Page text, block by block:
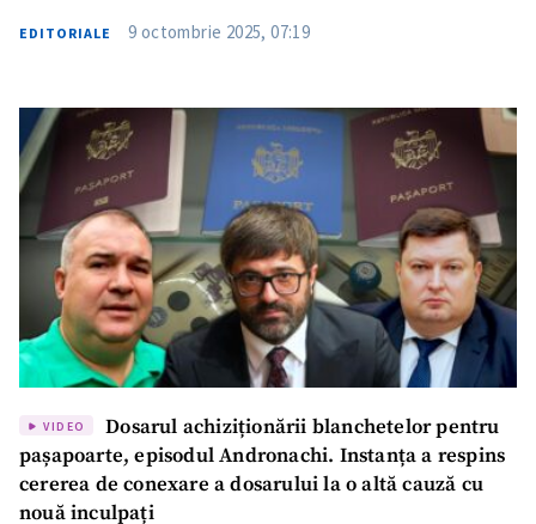
EDITORIALE 9 octombrie 2025, 07:19
VIDEO
Dosarul achiziționării blanchetelor pentru
pașapoarte, episodul Andronachi. Instanța a respins
cererea de conexare a dosarului la o altă cauză cu
nouă inculpați